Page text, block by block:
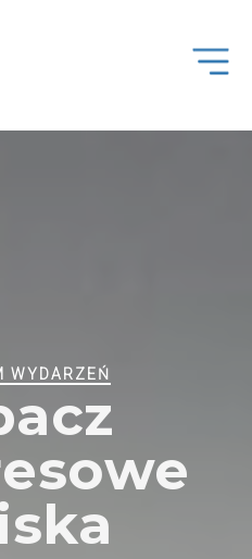
Open
WYDARZEŃ